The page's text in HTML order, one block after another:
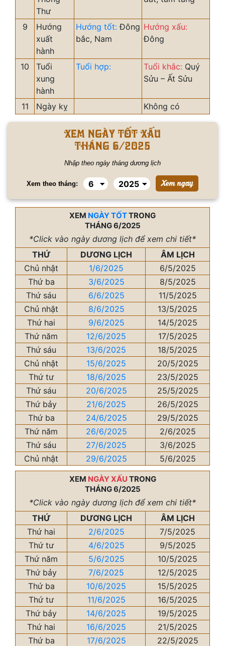
Thư
9
Hướng
xuất
hành
Hướng tốt: Đông
bắc, Nam
Hướng xấu:
Đông
10
Tuổi
xung
hành
Tuổi hợp: Tuổi khắc: Quý
Sửu – Ất Sửu
11 Ngày kỵ Không có
Xem ngày tốt xấu
tháng 6/2025
Nhập theo ngày tháng dương lịch
Xem theo tháng:
XEM NGÀY TỐTTRONG
THÁNG 6/2025
*Click vào ngày dương lịch để xem chi tiết*
THỨ
DƯƠNG LỊCH
ÂM LỊCH
Chủ nhật
1/6/2025
6/5/2025
Thứ ba
3/6/2025
8/5/2025
Thứ sáu
6/6/2025
11/5/2025
Chủ nhật
8/6/2025
13/5/2025
Thứ hai
9/6/2025
14/5/2025
Thứ năm
12/6/2025
17/5/2025
Thứ sáu
13/6/2025
18/5/2025
Chủ nhật
15/6/2025
20/5/2025
Thứ tư
18/6/2025
23/5/2025
Thứ sáu
20/6/2025
25/5/2025
Thứ bảy
21/6/2025
26/5/2025
Thứ ba
24/6/2025
29/5/2025
Thứ năm
26/6/2025
2/6/2025
Thứ sáu
27/6/2025
3/6/2025
Chủ nhật
29/6/2025 5/6/2025
XEM NGÀY XẤU TRONG
THÁNG 6/2025
*Click vào ngày dương lịch để xem chi tiết*
THỨ
DƯƠNG LỊCH
ÂM LỊCH
Thứ hai
2/6/2025
7/5/2025
Thứ tư
4/6/2025
9/5/2025
Thứ năm
5/6/2025
10/5/2025
Thứ bảy
7/6/2025
12/5/2025
Thứ ba
10/6/2025
15/5/2025
Thứ tư
11/6/2025
16/5/2025
Thứ bảy
14/6/2025
19/5/2025
Thứ hai
16/6/2025
21/5/2025
Thứ ba
17/6/2025
22/5/2025